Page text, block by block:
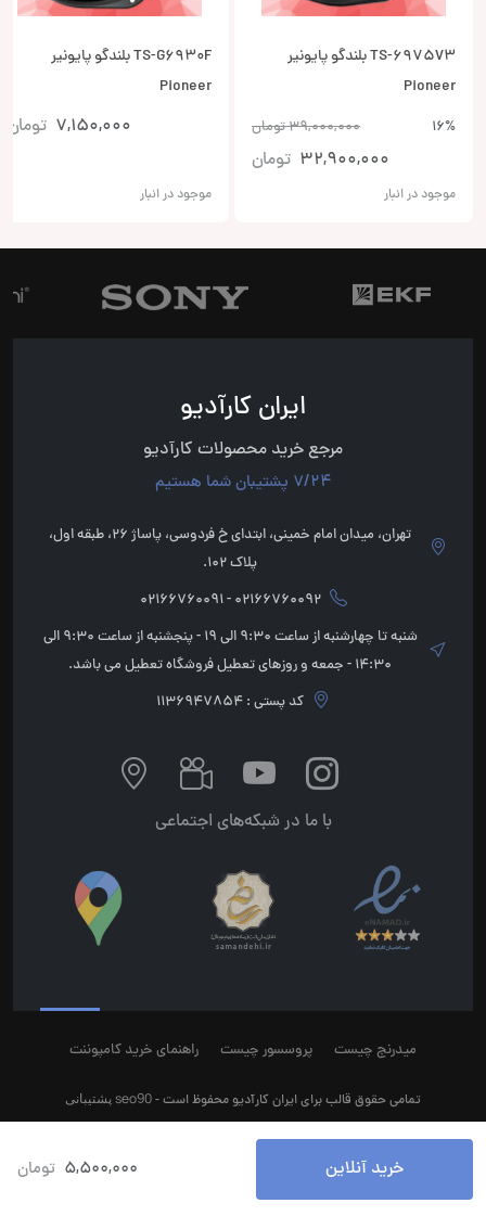
TS-6975V3 بلندگو پایونیر
Pioneer
16%
39,000,000تومان
32,900,000 تومان
موجود در انبار
TS-G6930F بلندگو پایونیر
Pioneer
7,150,000 تومان
موجود در انبار
خرید آنلاین 5,500,000 تومان
ایران کارآدیو
مرجع خرید محصولات کارآدیو
7/24 پشتیبان شما هستیم
تهران، میدان امام خمینی، ابتدای خ فردوسی، پاساژ 26، طبقه اول،
پلاک 102.
02166760092 - 02166760091
شنبه تا چهارشنبه از ساعت 9:30 الی 19 - پنجشنبه از ساعت 9:30 الی
14:30 - جمعه و روزهای تعطیل فروشگاه تعطیل می باشد.
کد پستی : 1136947854
با ما در شبکه‌های اجتماعی
میدرنج چیست پروسسور چیست راهنمای خرید کامپوننت
تمامی حقوق قالب برای ایران کارآدیو محفوظ است -seo90پشتیبانی